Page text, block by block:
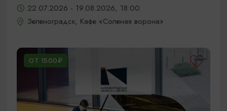
22.07.2026 - 19.08.2026, 18:00
Зеленоградск, Кафе «Соленая ворона»
ОТ 1500₽